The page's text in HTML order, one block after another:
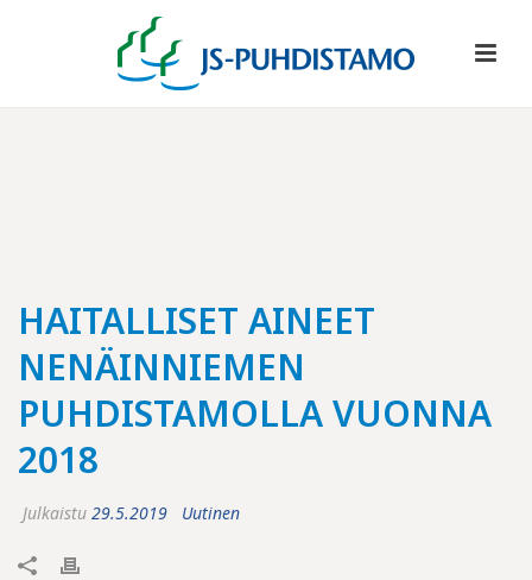
HAITALLISET AINEET
NENÄINNIEMEN
PUHDISTAMOLLA VUONNA
2018
Julkaistu 29.5.2019 Uutinen